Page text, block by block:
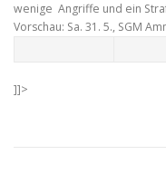
wenige Angriffe und ein
Vorschau: Sa. 31. 5., SGM
]]>